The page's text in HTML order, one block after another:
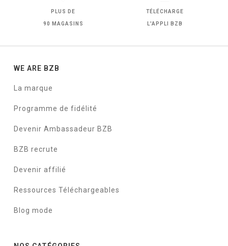
PLUS DE
90 MAGASINS
TÉLÉCHARGE
L'APPLI BZB
WE ARE BZB
La marque
Programme de fidélité
Devenir Ambassadeur BZB
BZB recrute
Devenir affilié
Ressources Téléchargeables
Blog mode